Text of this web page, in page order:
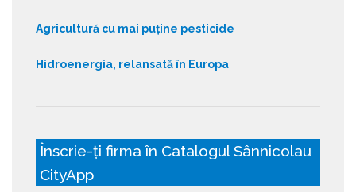
Agricultură cu mai puține pesticide
Hidroenergia, relansată în Europa
Înscrie-ți firma în Catalogul Sânnicolau
CityApp